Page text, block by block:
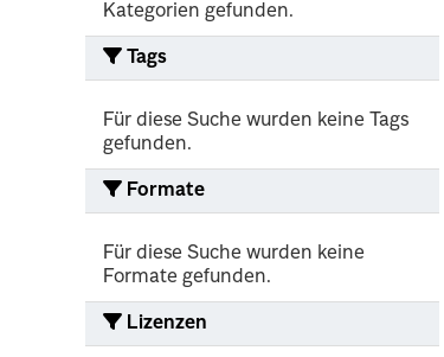
Kategorien gefunden.
Tags
Für diese Suche wurden keine Tags
gefunden.
Formate
Für diese Suche wurden keine
Formate gefunden.
Lizenzen